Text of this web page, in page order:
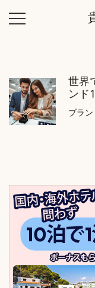
世界
ンド
ブラ